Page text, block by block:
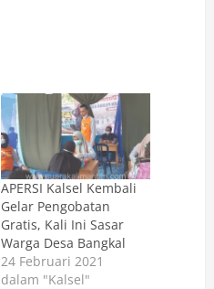
APERSI Kalsel Kembali
Gelar Pengobatan
Gratis, Kali Ini Sasar
Warga Desa Bangkal
24 Februari 2021
dalam "Kalsel"